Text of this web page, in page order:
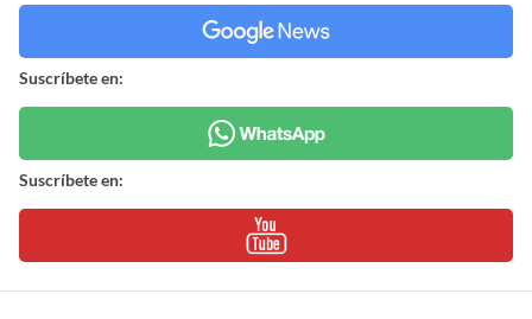
Suscríbete en:
Suscríbete en: